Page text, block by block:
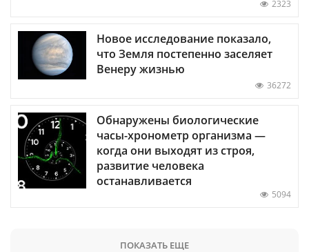
2323
Новое исследование показало,
что Земля постепенно заселяет
Венеру жизнью
36272
Обнаружены биологические
часы-хронометр организма —
когда они выходят из строя,
развитие человека
останавливается
5094
ПОКАЗАТЬ ЕЩЕ